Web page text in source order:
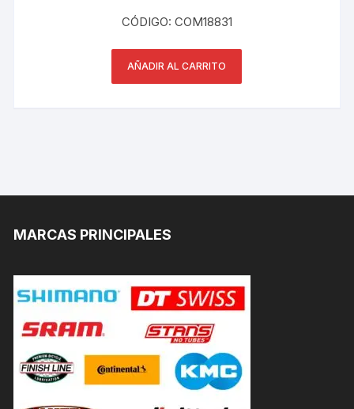
CÓDIGO: COM18831
AÑADIR AL CARRITO
MARCAS PRINCIPALES